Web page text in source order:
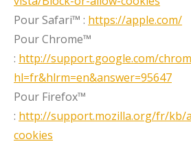
Pour Safari™ : https://apple.com/
Pour Chrome™
: http://support.google.com/
hl=fr&hlrm=en&answer=95647
Pour Firefox™
: http://support.mozilla.org/fr/kb/
cookies